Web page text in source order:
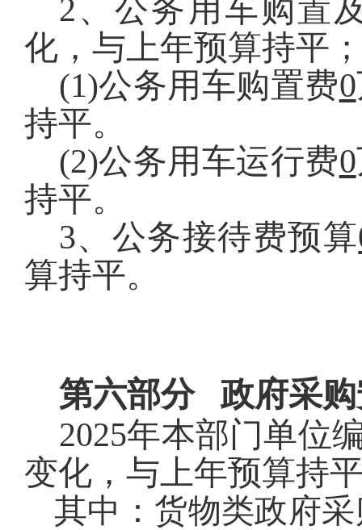
2、公务用车购置
化，与上年预算持平
(1)公务用车购置费0
持平。
(2)公务用车运行费0
持平。
3、 公务接待费预算
算持平。
第六部分政府采购
2025年本部门单位
变化，与上年预算持
其中：货物类政府